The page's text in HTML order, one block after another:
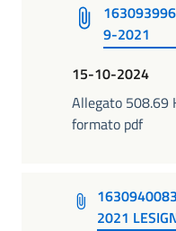
9-2021
15-10-2024
Allegato 508.69
formato pdf
2021